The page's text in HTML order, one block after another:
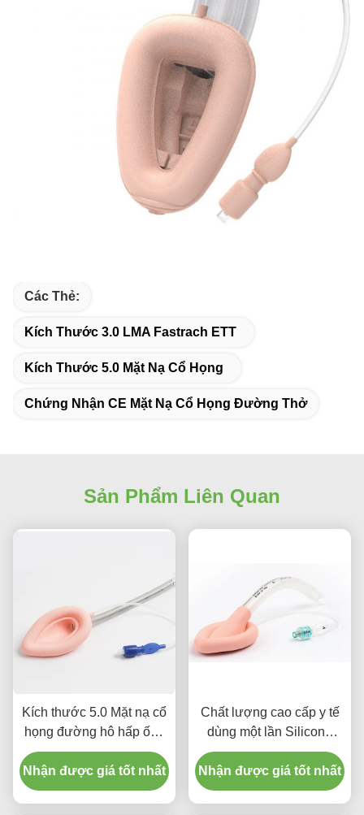
Các Thẻ:
Kích Thước 3.0 LMA Fastrach ETT
Kích Thước 5.0 Mặt Nạ Cổ Họng
Chứng Nhận CE Mặt Nạ Cổ Họng Đường Thở
Sản Phẩm Liên Quan
Kích thước 5.0 Mặt nạ cổ
họng đường hô hấp ống
cổ họng đường hô hấp
silicone cho người lớn
Nhận được giá tốt nhất
Chất lượng cao cấp y tế
dùng một lần Silicone
nén cổ họng ống dẫn
LMA ống
Nhận được giá tốt nhất